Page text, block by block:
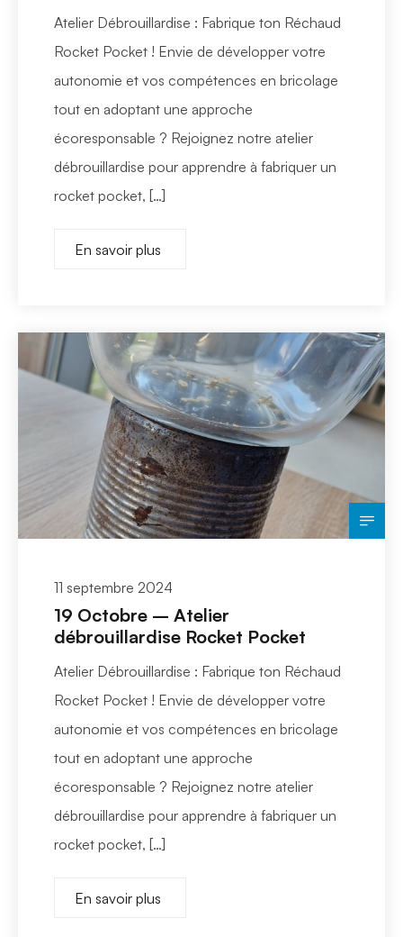
Atelier Débrouillardise : Fabrique ton Réchaud
Rocket Pocket ! Envie de développer votre
autonomie et vos compétences en bricolage
tout en adoptant une approche
écoresponsable ? Rejoignez notre atelier
débrouillardise pour apprendre à fabriquer un
rocket pocket, […]
En savoir plus
11 septembre 2024
19 Octobre – Atelier
débrouillardise Rocket Pocket
Atelier Débrouillardise : Fabrique ton Réchaud
Rocket Pocket ! Envie de développer votre
autonomie et vos compétences en bricolage
tout en adoptant une approche
écoresponsable ? Rejoignez notre atelier
débrouillardise pour apprendre à fabriquer un
rocket pocket, […]
En savoir plus